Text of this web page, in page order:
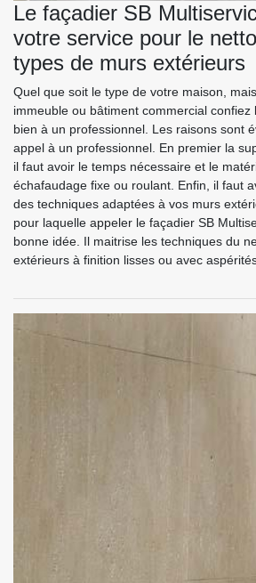
Le façadier SB
votre service pour le
types de murs extérieurs
Quel que soit le type de votre maison,
immeuble ou bâtiment commercial
bien à un professionnel. Les raisons sont
appel à un professionnel. En premier la
il faut avoir le temps nécessaire et le
échafaudage fixe ou roulant. Enfin, il faut
des techniques adaptées à vos murs
pour laquelle appeler le façadier SB
bonne idée. Il maitrise les techniques du
extérieurs à finition lisses ou avec